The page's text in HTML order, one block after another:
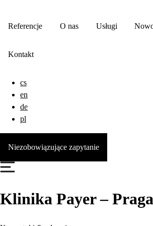
Referencje O nas Usługi
Kontakt
cs
en
de
pl
Niezobowiązujące zapytanie
Klinika Payer –